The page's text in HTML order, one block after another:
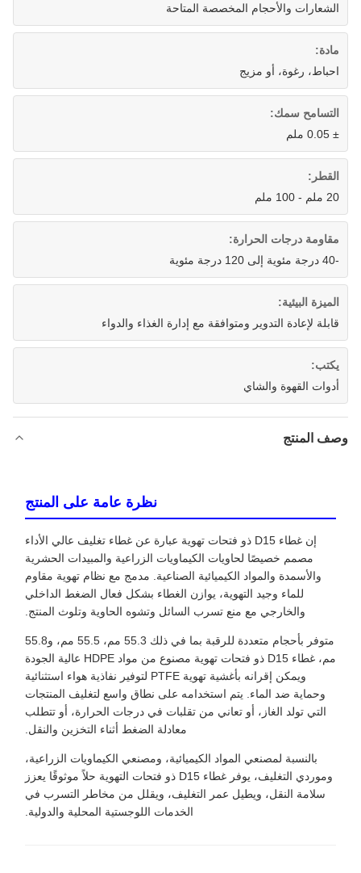
الشعارات والأحجام المخصصة المتاحة
مادة:
احباط، رغوة، أو مزيج
التسامح سمك:
± 0.05 ملم
القطر:
20 ملم - 100 ملم
مقاومة درجات الحرارة:
-40 درجة مئوية إلى 120 درجة مئوية
الميزة البيئية:
قابلة لإعادة التدوير ومتوافقة مع إدارة الغذاء والدواء
يكتب:
أدوات القهوة والشاي
وصف المنتج
نظرة عامة على المنتج
إن غطاء D15 ذو فتحات تهوية عبارة عن غطاء تغليف عالي الأداء
مصمم خصيصًا لحاويات الكيماويات الزراعية والمبيدات الحشرية
والأسمدة والمواد الكيميائية الصناعية. مدمج مع نظام تهوية مقاوم
للماء وجيد التهوية، يوازن الغطاء بشكل فعال الضغط الداخلي
والخارجي مع منع تسرب السائل وتشوه الحاوية وتلوث المنتج.
متوفر بأحجام متعددة للرقبة بما في ذلك 55.3 مم، 55.5 مم، و55.8
مم، غطاء D15 ذو فتحات تهوية مصنوع من مواد HDPE عالية الجودة
ويمكن إقرانه بأغشية تهوية PTFE لتوفير نفاذية هواء استثنائية
وحماية ضد الماء. يتم استخدامه على نطاق واسع لتغليف المنتجات
التي تولد الغاز، أو تعاني من تقلبات في درجات الحرارة، أو تتطلب
معادلة الضغط أثناء التخزين والنقل.
بالنسبة لمصنعي المواد الكيميائية، ومصنعي الكيماويات الزراعية،
وموردي التغليف، يوفر غطاء D15 ذو فتحات التهوية حلاً موثوقًا يعزز
سلامة النقل، ويطيل عمر التغليف، ويقلل من مخاطر التسرب في
الخدمات اللوجستية المحلية والدولية.